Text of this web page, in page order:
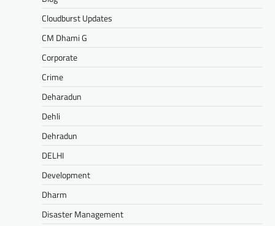
Cloudburst Updates
CM Dhami G
Corporate
Crime
Deharadun
Dehli
Dehradun
DELHI
Development
Dharm
Disaster Management